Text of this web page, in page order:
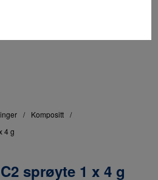
/ Kompositt /
4 g
sprøyte 1 x 4 g